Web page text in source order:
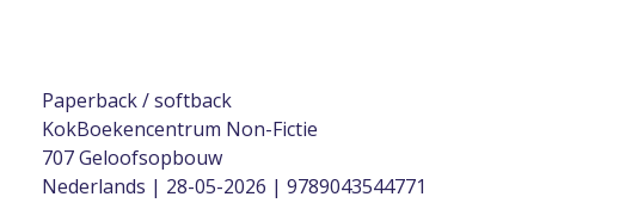
Paperback / softback
KokBoekencentrum Non-Fictie
707 Geloofsopbouw
Nederlands | 28-05-2026 | 9789043544771